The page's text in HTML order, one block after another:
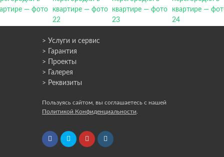
> Услуги и сервис
> Гарантия
> Проекты
> Галерея
> Реквизиты
Пользуясь сайтом, вы соглашаетесь с нашей
Политикой Конфиденциальности